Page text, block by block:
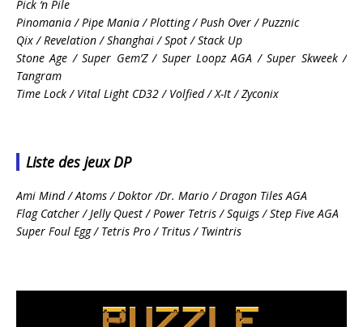
Pick ‘n Pile
Pinomania / Pipe Mania / Plotting / Push Over / Puzznic
Qix / Revelation / Shanghai / Spot / Stack Up
Stone Age / Super Gem’Z / Super Loopz AGA / Super Skweek /
Tangram
Time Lock / Vital Light CD32 / Volfied / X-It / Zyconix
Liste des jeux DP
Ami Mind / Atoms / Doktor /Dr. Mario / Dragon Tiles AGA
Flag Catcher / Jelly Quest / Power Tetris / Squigs / Step Five AGA
Super Foul Egg / Tetris Pro / Tritus / Twintris